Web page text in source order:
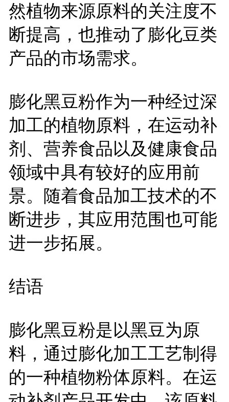
然植物来源原料的关注度不
断提高，也推动了膨化豆类
产品的市场需求。
膨化黑豆粉作为一种经过深
加工的植物原料，在运动补
剂、营养食品以及健康食品
领域中具有较好的应用前
景。随着食品加工技术的不
断进步，其应用范围也可能
进一步拓展。
结语
膨化黑豆粉是以黑豆为原
料，通过膨化加工工艺制得
的一种植物粉体原料。在运